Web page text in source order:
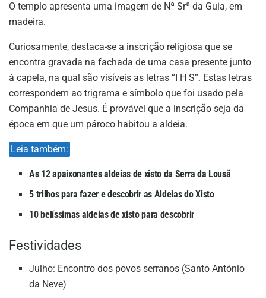
O templo apresenta uma imagem de Nª Srª da Guia, em
madeira.
Curiosamente, destaca-se a inscrição religiosa que se
encontra gravada na fachada de uma casa presente junto
à capela, na qual são visíveis as letras “I H S”. Estas letras
correspondem ao trigrama e símbolo que foi usado pela
Companhia de Jesus. É provável que a inscrição seja da
época em que um pároco habitou a aldeia.
Leia também:
As 12 apaixonantes aldeias de xisto da Serra da Lousã
5 trilhos para fazer e descobrir as Aldeias do Xisto
10 belíssimas aldeias de xisto para descobrir
Festividades
Julho: Encontro dos povos serranos (Santo António
da Neve)